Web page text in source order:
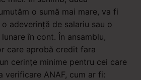
o sumă mai mare, va fi
adeverință de salariu sau o
în cont. În ansamblu,
care aprobă credit fara
cerințe minime pentru cei care
verificare ANAF, cum ar fi: